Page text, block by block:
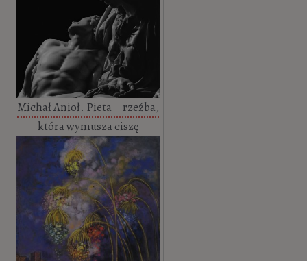
Michał Anioł. Pieta – rzeźba,
która wymusza ciszę